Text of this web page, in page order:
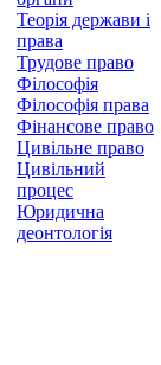
Теорія держави і
права
Трудове право
Філософія
Філософія права
Фінансове право
Цивільне право
Цивільний
процес
Юридична
деонтологія